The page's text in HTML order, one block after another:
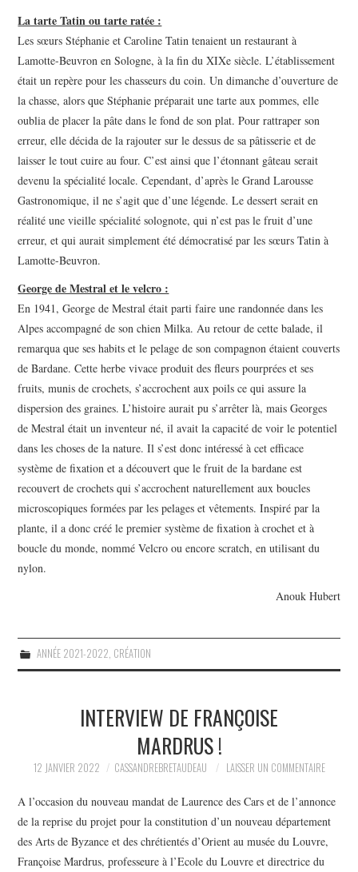
La tarte Tatin ou tarte ratée :
Les sœurs Stéphanie et Caroline Tatin tenaient un restaurant à
Lamotte-Beuvron en Sologne, à la fin du XIXe siècle. L’établissement
était un repère pour les chasseurs du coin. Un dimanche d’ouverture de
la chasse, alors que Stéphanie préparait une tarte aux pommes, elle
oublia de placer la pâte dans le fond de son plat. Pour rattraper son
erreur, elle décida de la rajouter sur le dessus de sa pâtisserie et de
laisser le tout cuire au four. C’est ainsi que l’étonnant gâteau serait
devenu la spécialité locale. Cependant, d’après le Grand Larousse
Gastronomique, il ne s’agit que d’une légende. Le dessert serait en
réalité une vieille spécialité solognote, qui n’est pas le fruit d’une
erreur, et qui aurait simplement été démocratisé par les sœurs Tatin à
Lamotte-Beuvron.
George de Mestral et le velcro :
En 1941, George de Mestral était parti faire une randonnée dans les
Alpes accompagné de son chien Milka. Au retour de cette balade, il
remarqua que ses habits et le pelage de son compagnon étaient couverts
de Bardane. Cette herbe vivace produit des fleurs pourprées et ses
fruits, munis de crochets, s’accrochent aux poils ce qui assure la
dispersion des graines. L’histoire aurait pu s’arrêter là, mais Georges
de Mestral était un inventeur né, il avait la capacité de voir le potentiel
dans les choses de la nature. Il s’est donc intéressé à cet efficace
système de fixation et a découvert que le fruit de la bardane est
recouvert de crochets qui s’accrochent naturellement aux boucles
microscopiques formées par les pelages et vêtements. Inspiré par la
plante, il a donc créé le premier système de fixation à crochet et à
boucle du monde, nommé Velcro ou encore scratch, en utilisant du
nylon.
Anouk Hubert
ANNÉE 2021-2022, CRÉATION
INTERVIEW DE FRANÇOISE
MARDRUS !
12 JANVIER 2022 CASSANDREBRETAUDEAU LAISSER UN COMMENTAIRE
A l’occasion du nouveau mandat de Laurence des Cars et de l’annonce
de la reprise du projet pour la constitution d’un nouveau département
des Arts de Byzance et des chrétientés d’Orient au musée du Louvre,
Françoise Mardrus, professeure à l’Ecole du Louvre et directrice du